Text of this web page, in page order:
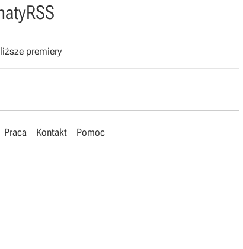
RSS
premiery
Praca Kontakt Pomoc